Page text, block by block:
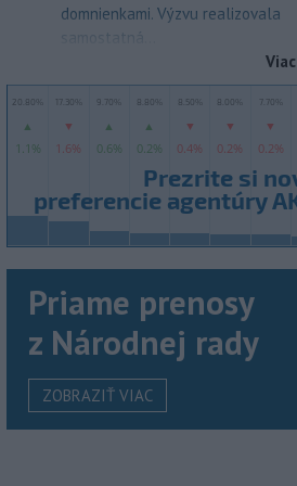
domnienkami. Výzvu realizovala
samostatná...
Viac
Priame prenosy
z Národnej rady
ZOBRAZIŤ VIAC